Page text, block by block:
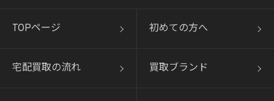
TOPページ 初めての方へ
宅配買取の流れ 買取ブランド